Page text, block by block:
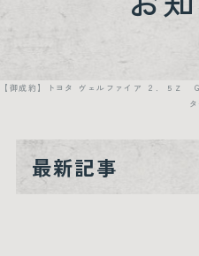
【御成約】トヨタ ヴェルファイア ２．５
最新記事